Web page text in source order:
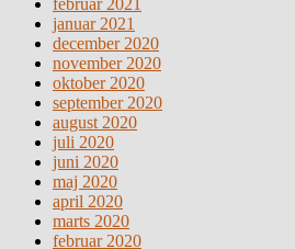
januar 2021
december 2020
november 2020
oktober 2020
september 2020
august 2020
juli 2020
juni 2020
maj 2020
april 2020
marts 2020
februar 2020